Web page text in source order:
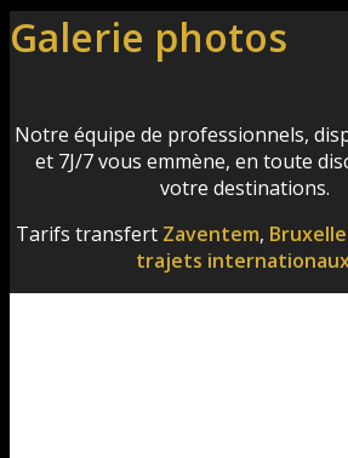
Galerie photos
Notre équipe de professionnels,
et 7J/7 vous emmène, en toute
votre destinations.
Tarifs transfert Zaventem,
trajets